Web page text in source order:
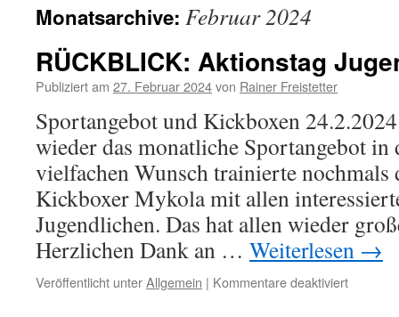
springen
Monatsarchive: Februar 2024
RÜCKBLICK: Aktionstag
Publiziert am 27. Februar 2024von Rainer Freistetter
Sportangebot und Kickboxen
wieder das monatliche Sportangebot
vielfachen Wunsch trainierte nochmals
Kickboxer Mykola mit allen
Jugendlichen. Das hat allen wieder
Herzlichen Dank an … Weiterlesen →
Veröffentlicht unterAllgemein | Kommentare deaktiviertfür